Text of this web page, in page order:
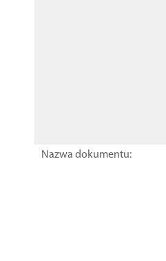
Nazwa dokumentu: